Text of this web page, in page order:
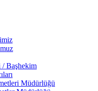
/ Başhekim
Müdürlüğü